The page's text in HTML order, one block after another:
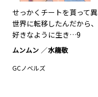
せっかくチートを貰って異
世界に転移したんだから、
好きなように生き…9
ムンムン 水龍敬
GCノベルズ